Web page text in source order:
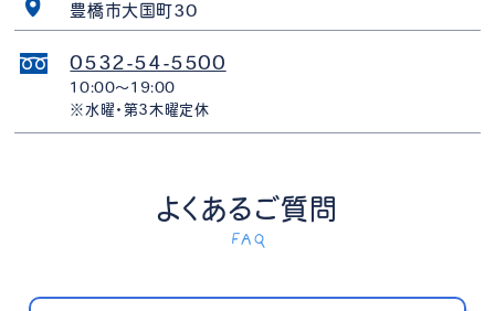
豊橋市大国町30
0532-54-5500
10:00〜19:00
※水曜・第3木曜定休
よくあるご質問
FAQ